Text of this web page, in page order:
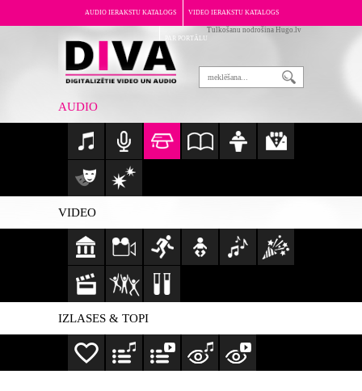
AUDIO IERAKSTU KATALOGS VIDEO IERAKSTU KATALOGS
PAR PORTĀLU
Tulkošanu nodrošina Hugo.lv
AUDIO
VIDEO
IZLASES & TOPI